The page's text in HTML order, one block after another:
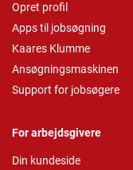
Opret profil
Apps til jobsøgning
Kaares Klumme
Ansøgningsmaskinen
Support for jobsøgere
For arbejdsgivere
Din kundeside